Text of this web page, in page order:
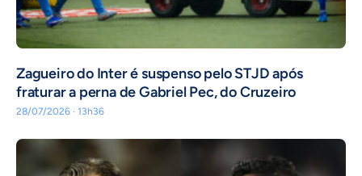
Zagueiro do Inter é suspenso pelo STJD após
fraturar a perna de Gabriel Pec, do Cruzeiro
28/07/2026 · 13h36